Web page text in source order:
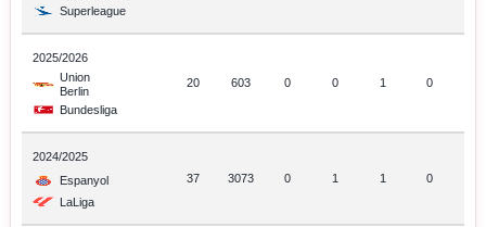
Superleague
2025/2026
Union
Berlin
Bundesliga
20 603 0 0 1 0
2024/2025
Espanyol
LaLiga
37 3073 0 1 1 0